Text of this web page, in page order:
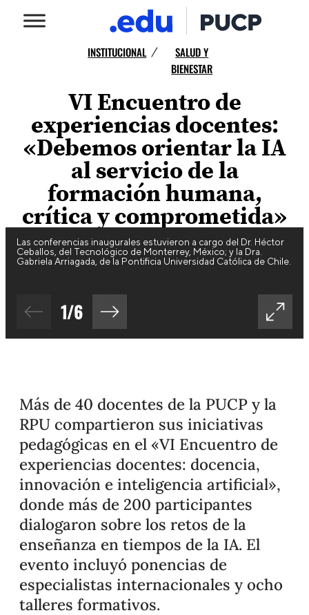
INSTITUCIONAL /
SALUD Y
BIENESTAR
VI Encuentro de
experiencias docentes:
«Debemos orientar la IA
al servicio de la
formación humana,
crítica y comprometida»
Las conferencias inaugurales estuvieron a cargo del Dr. Héctor
Ceballos, del Tecnológico de Monterrey, México; y la Dra.
Gabriela Arriagada, de la Pontificia Universidad Católica de Chile.
1/6
Más de 40 docentes de la PUCP y la
RPU compartieron sus iniciativas
pedagógicas en el «VI Encuentro de
experiencias docentes: docencia,
innovación e inteligencia artificial»,
donde más de 200 participantes
dialogaron sobre los retos de la
enseñanza en tiempos de la IA. El
evento incluyó ponencias de
especialistas internacionales y ocho
talleres formativos.